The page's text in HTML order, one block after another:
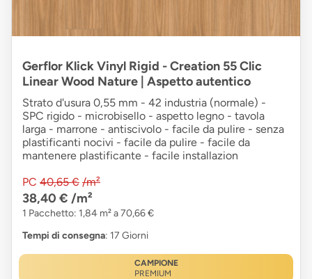
Gerflor Klick Vinyl Rigid - Creation 55 Clic
Linear Wood Nature | Aspetto autentico
Strato d'usura 0,55 mm - 42 industria (normale) -
SPC rigido - microbisello - aspetto legno - tavola
larga - marrone - antiscivolo - facile da pulire - senza
plastificanti nocivi - facile da pulire - facile da
mantenere plastificante - facile installazion
PC 40,65 € /m²
38,40 € /m²
1 Pacchetto: 1,84 m² a 70,66 €
Tempi di consegna: 17 Giorni
CAMPIONE
PREMIUM